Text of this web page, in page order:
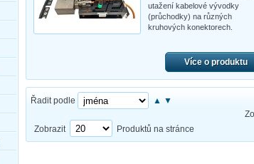
utažení kabelové vývodky
(průchodky) na různých
kruhových konektorech.
Více o produktu
Řadit podle ▲ ▼
Zobrazit
Produktů na stránce